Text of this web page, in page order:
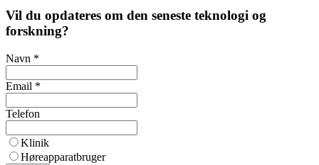
Vil du opdateres om den seneste teknologi og
forskning?
Navn *
Email *
Telefon
Klinik
Høreapparatbruger